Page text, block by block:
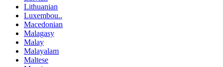
Lithuanian
Luxembou..
Macedonian
Malagasy
Malay
Malayalam
Maltese